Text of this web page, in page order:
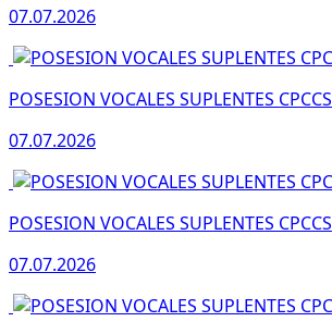
07.07.2026
POSESION VOCALES SUPLENTES CPCCS
07.07.2026
POSESION VOCALES SUPLENTES CPCCS
07.07.2026